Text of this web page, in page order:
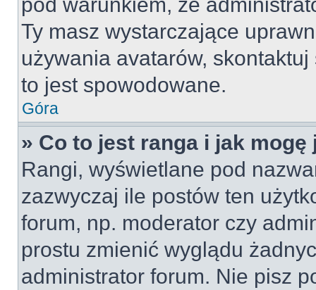
Ty masz wystarczające
używania avatarów,
to jest spowodowane.
Góra
» Co to jest ranga i jak mogę
Rangi, wyświetlane pod
zazwyczaj ile postów ten
forum, np. moderator czy
prostu zmienić wyglądu
administrator forum. Nie pisz